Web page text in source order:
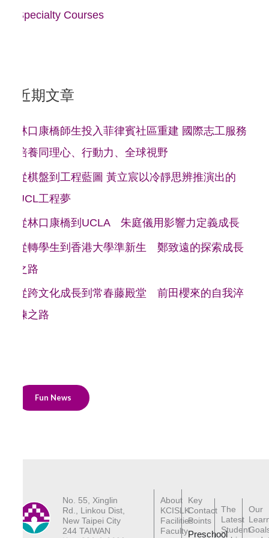
Specialty Courses
近期文章
林口康橋師生投入菲律賓社區重建 國際志工服務
培養同理心、行動力、全球視野
從棋盤到工程藍圖 黃立宸以冷靜思辨推演出的
UCL工程夢
從林口康橋到UCLA 朱庭儀用影響力定義成長
從轉學生到香港大學準新生 鄭致遠的探索成長
之路
從跨文化成長到常春藤殿堂 前田櫻來的自我淬
鍊之路
Fun News
No. 55, Xinglin
Rd., Linkou Dist,
New Taipei City
244 TAIWAN
About
KCISLK
Facilities
Faculty
Key
Contact
Points
Preschool
The
Latest
Student
Our